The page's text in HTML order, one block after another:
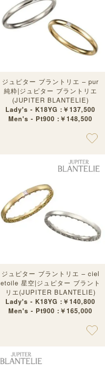
ジュピター ブラントリエ – pur
純粋|ジュピター ブラントリエ
(JUPITER BLANTELIE)
Lady's - K18YG :￥137,500
Men's - Pt900 :￥148,500
ジュピター ブラントリエ – ciel
etoile 星空|ジュピター ブラント
リエ(JUPITER BLANTELIE)
Lady's - K18YG :￥140,800
Men's - Pt900 :￥165,000